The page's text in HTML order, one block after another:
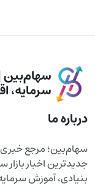
سهام‌بین |
سرمایه،
درباره ما
سهام‌بین؛ مرجع خبری
جدیدترین اخبار
بنیادی، آموزش